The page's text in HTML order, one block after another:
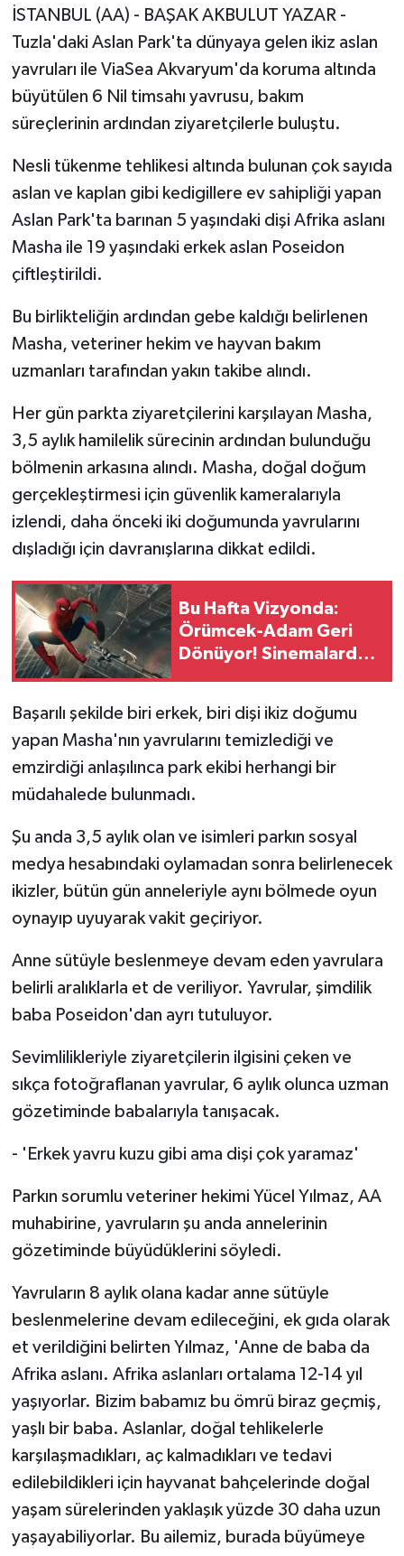
İSTANBUL (AA) - BAŞAK AKBULUT YAZAR -
Tuzla'daki Aslan Park'ta dünyaya gelen ikiz aslan
yavruları ile ViaSea Akvaryum'da koruma altında
büyütülen 6 Nil timsahı yavrusu, bakım
süreçlerinin ardından ziyaretçilerle buluştu.
Nesli tükenme tehlikesi altında bulunan çok sayıda
aslan ve kaplan gibi kedigillere ev sahipliği yapan
Aslan Park'ta barınan 5 yaşındaki dişi Afrika aslanı
Masha ile 19 yaşındaki erkek aslan Poseidon
çiftleştirildi.
Bu birlikteliğin ardından gebe kaldığı belirlenen
Masha, veteriner hekim ve hayvan bakım
uzmanları tarafından yakın takibe alındı.
Her gün parkta ziyaretçilerini karşılayan Masha,
3,5 aylık hamilelik sürecinin ardından bulunduğu
bölmenin arkasına alındı. Masha, doğal doğum
gerçekleştirmesi için güvenlik kameralarıyla
izlendi, daha önceki iki doğumunda yavrularını
dışladığı için davranışlarına dikkat edildi.
Bu Hafta Vizyonda:
Örümcek-Adam Geri
Dönüyor! Sinemalarda
Başarılı şekilde biri erkek, biri dişi ikiz doğumu
yapan Masha'nın yavrularını temizlediği ve
emzirdiği anlaşılınca park ekibi herhangi bir
müdahalede bulunmadı.
Şu anda 3,5 aylık olan ve isimleri parkın sosyal
medya hesabındaki oylamadan sonra belirlenecek
ikizler, bütün gün anneleriyle aynı bölmede oyun
oynayıp uyuyarak vakit geçiriyor.
Anne sütüyle beslenmeye devam eden yavrulara
belirli aralıklarla et de veriliyor. Yavrular, şimdilik
baba Poseidon'dan ayrı tutuluyor.
Sevimlilikleriyle ziyaretçilerin ilgisini çeken ve
sıkça fotoğraflanan yavrular, 6 aylık olunca uzman
gözetiminde babalarıyla tanışacak.
- 'Erkek yavru kuzu gibi ama dişi çok yaramaz'
Parkın sorumlu veteriner hekimi Yücel Yılmaz, AA
muhabirine, yavruların şu anda annelerinin
gözetiminde büyüdüklerini söyledi.
Yavruların 8 aylık olana kadar anne sütüyle
beslenmelerine devam edileceğini, ek gıda olarak
et verildiğini belirten Yılmaz, 'Anne de baba da
Afrika aslanı. Afrika aslanları ortalama 12-14 yıl
yaşıyorlar. Bizim babamız bu ömrü biraz geçmiş,
yaşlı bir baba. Aslanlar, doğal tehlikelerle
karşılaşmadıkları, aç kalmadıkları ve tedavi
edilebildikleri için hayvanat bahçelerinde doğal
yaşam sürelerinden yaklaşık yüzde 30 daha uzun
yaşayabiliyorlar. Bu ailemiz, burada büyümeye